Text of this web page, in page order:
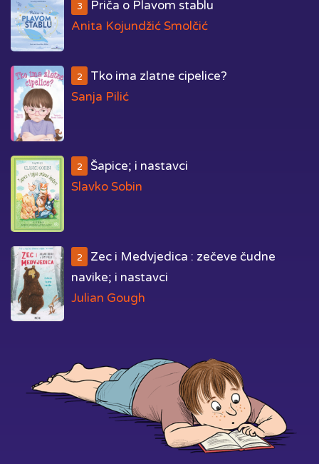
3
Priča o Plavom stablu
Anita Kojundžić Smolčić
2
Tko ima zlatne cipelice?
Sanja Pilić
2
Šapice; i nastavci
Slavko Sobin
2
Zec i Medvjedica : zečeve čudne
navike; i nastavci
Julian Gough